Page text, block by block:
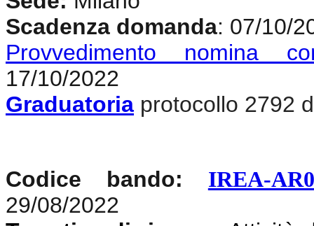
Scadenza domanda: 07/10/
Provvedimento nomina
17/10/2022
Graduatoria protocollo 2792
Codice bando: IREA-
29/08/2022